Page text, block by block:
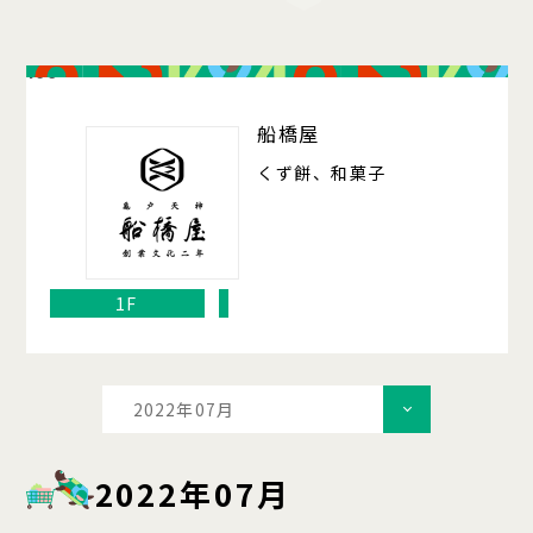
106
船橋屋
くず餅、和菓子
1F
2022年07月
2022年07月